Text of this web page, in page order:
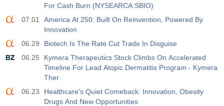
For Cash Burn (NYSEARCA:SBIO)
07.01
America At 250: Built On Reinvention, Powered By
Innovation
06.29
Biotech Is The Rate Cut Trade In Disguise
06.25
Kymera Therapeutics Stock Climbs On Accelerated
Timeline For Lead Atopic Dermatitis Program - Kymera
Ther
06.23
Healthcare's Quiet Comeback: Innovation, Obesity
Drugs And New Opportunities